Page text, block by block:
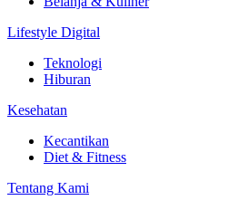
Lifestyle Digital
Teknologi
Hiburan
Kesehatan
Kecantikan
Diet & Fitness
Tentang Kami